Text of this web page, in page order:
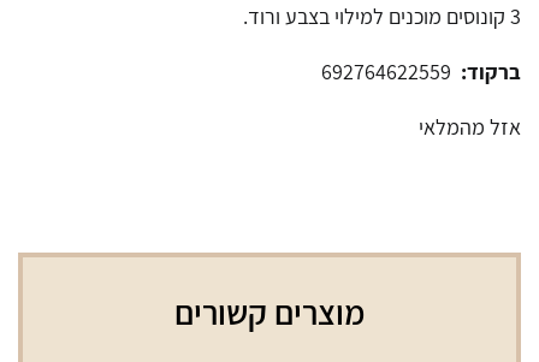
3 קונוסים מוכנים למילוי בצבע ורוד.
ברקוד:
אזל מהמלאי
מוצרים קשורים